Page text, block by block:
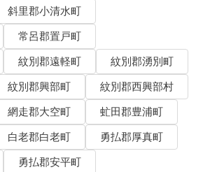
斜里郡小清水町
常呂郡置戸町
紋別郡遠軽町
紋別郡湧別町
紋別郡興部町
紋別郡西興部村
網走郡大空町
虻田郡豊浦町
白老郡白老町
勇払郡厚真町
勇払郡安平町